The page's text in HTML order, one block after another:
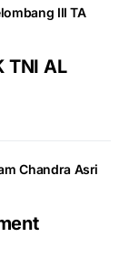
TNI AL